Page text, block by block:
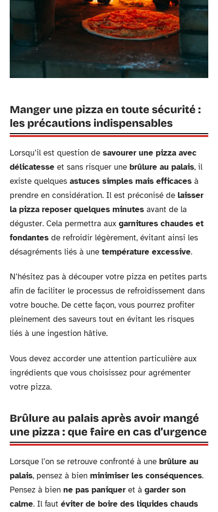
Manger une pizza en toute sécurité :
les précautions indispensables
Lorsqu’il est question de savourer une pizza avec
délicatesse et sans risquer une brûlure au palais, il
existe quelques astuces simples mais efficaces à
prendre en considération. Il est préconisé de laisser
la pizza reposer quelques minutes avant de la
déguster. Cela permettra aux garnitures chaudes et
fondantes de refroidir légèrement, évitant ainsi les
désagréments liés à une température excessive.
N’hésitez pas à découper votre pizza en petites parts
afin de faciliter le processus de refroidissement dans
votre bouche. De cette façon, vous pourrez profiter
pleinement des saveurs tout en évitant les risques
liés à une ingestion hâtive.
Vous devez accorder une attention particulière aux
ingrédients que vous choisissez pour agrémenter
votre pizza.
Brûlure au palais après avoir mangé
une pizza : que faire en cas d’urgence
Lorsque l’on se retrouve confronté à une brûlure au
palais, pensez à bien minimiser les conséquences.
Pensez à bien ne pas paniquer et à garder son
calme. Il faut éviter de boire des liquides chauds